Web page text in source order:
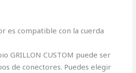
es compatible con la cuerda
GRILLON CUSTOM puede ser
de conectores. Puedes elegir